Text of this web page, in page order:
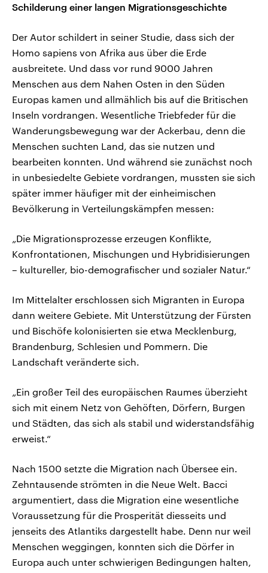
Schilderung einer langen Migrationsgeschichte
Der Autor schildert in seiner Studie, dass sich der
Homo sapiens von Afrika aus über die Erde
ausbreitete. Und dass vor rund 9000 Jahren
Menschen aus dem Nahen Osten in den Süden
Europas kamen und allmählich bis auf die Britischen
Inseln vordrangen. Wesentliche Triebfeder für die
Wanderungsbewegung war der Ackerbau, denn die
Menschen suchten Land, das sie nutzen und
bearbeiten konnten. Und während sie zunächst noch
in unbesiedelte Gebiete vordrangen, mussten sie sich
später immer häufiger mit der einheimischen
Bevölkerung in Verteilungskämpfen messen:
„Die Migrationsprozesse erzeugen Konflikte,
Konfrontationen, Mischungen und Hybridisierungen
– kultureller, bio-demografischer und sozialer Natur.“
Im Mittelalter erschlossen sich Migranten in Europa
dann weitere Gebiete. Mit Unterstützung der Fürsten
und Bischöfe kolonisierten sie etwa Mecklenburg,
Brandenburg, Schlesien und Pommern. Die
Landschaft veränderte sich.
„Ein großer Teil des europäischen Raumes überzieht
sich mit einem Netz von Gehöften, Dörfern, Burgen
und Städten, das sich als stabil und widerstandsfähig
erweist.“
Nach 1500 setzte die Migration nach Übersee ein.
Zehntausende strömten in die Neue Welt. Bacci
argumentiert, dass die Migration eine wesentliche
Voraussetzung für die Prosperität diesseits und
jenseits des Atlantiks dargestellt habe. Denn nur weil
Menschen weggingen, konnten sich die Dörfer in
Europa auch unter schwierigen Bedingungen halten,